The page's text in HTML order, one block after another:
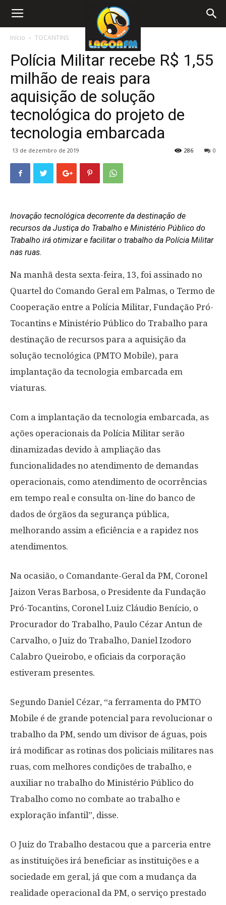
Início TOCANTINS
Polícia Militar recebe R$ 1,55
milhão de reais para
aquisição de solução
tecnológica do projeto de
tecnologia embarcada
13 de dezembro de 2019 0
286
Inovação tecnológica decorrente da destinação de
recursos da Justiça do Trabalho e Ministério Público do
Trabalho irá otimizar e facilitar o trabalho da Polícia Militar
nas ruas.
Na manhã desta sexta-feira, 13, foi assinado no
Quartel do Comando Geral em Palmas, o Termo de
Cooperação entre a Polícia Militar, Fundação Pró-
Tocantins e Ministério Público do Trabalho para
destinação de recursos para a aquisição da
solução tecnológica (PMTO Mobile), para
implantação da tecnologia embarcada em
viaturas.
Com a implantação da tecnologia embarcada, as
ações operacionais da Polícia Militar serão
dinamizadas devido à ampliação das
funcionalidades no atendimento de demandas
operacionais, como atendimento de ocorrências
em tempo real e consulta on-line do banco de
dados de órgãos da segurança pública,
melhorando assim a eficiência e a rapidez nos
atendimentos.
Na ocasião, o Comandante-Geral da PM, Coronel
Jaizon Veras Barbosa, o Presidente da Fundação
Pró-Tocantins, Coronel Luiz Cláudio Benício, o
Procurador do Trabalho, Paulo Cézar Antun de
Carvalho, o Juiz do Trabalho, Daniel Izodoro
Calabro Queirobo, e oficiais da corporação
estiveram presentes.
Segundo Daniel Cézar, “a ferramenta do PMTO
Mobile é de grande potencial para revolucionar o
trabalho da PM, sendo um divisor de águas, pois
irá modificar as rotinas dos policiais militares nas
ruas, com melhores condições de trabalho, e
auxiliar no trabalho do Ministério Público do
Trabalho como no combate ao trabalho e
exploração infantil”, disse.
O Juiz do Trabalho destacou que a parceria entre
as instituições irá beneficiar as instituições e a
sociedade em geral, já que com a mudança da
realidade operacional da PM, o serviço prestado